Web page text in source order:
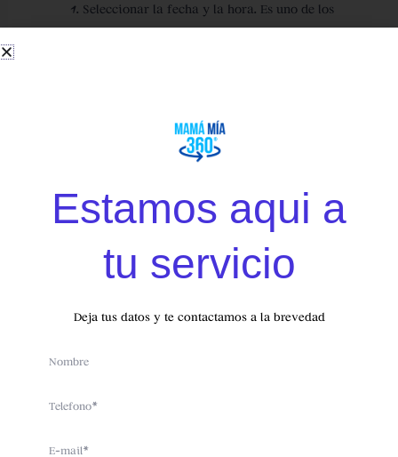
Seleccionar la fecha y la hora. Es uno de los
primeros puntos a tratar, ya que esto te
tiempo para poder asistir a él.
Piensa la temática. Este es, sin lugar a dudas, el
¿De qué vas a hablar? Es esencial dedicar
tiempo a definir bien el esquema de contenidos
piensa un título atractivo para darlo a conocer
publicación. Ya sabes que sin estos objetivos
adecuada.
redes sociales para dar a conocer el evento y
que los usuarios realmente se sientan
Estamos aqui a
tu servicio
Deja tus datos y te contactamos a la brevedad